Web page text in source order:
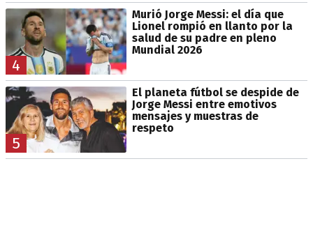
4
Murió Jorge Messi: el día que
Lionel rompió en llanto por la
salud de su padre en pleno
Mundial 2026
5
El planeta fútbol se despide de
Jorge Messi entre emotivos
mensajes y muestras de
respeto